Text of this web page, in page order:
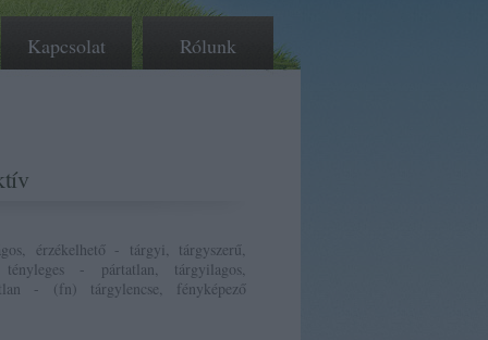
Kapcsolat Rólunk
érzékelhető - tárgyi, tárgyszerű,
tényleges - pártatlan, tárgyilagos,
- (fn) tárgylencse, fényképező